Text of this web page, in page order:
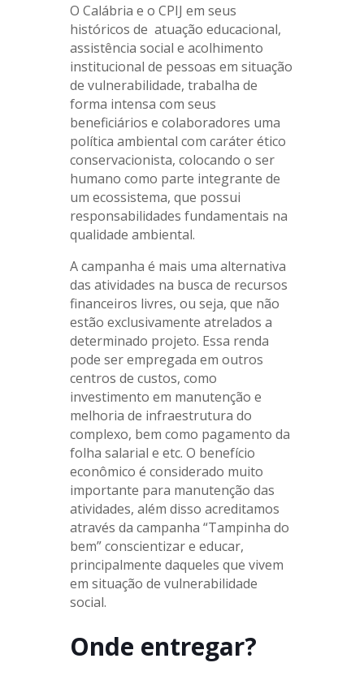
O Calábria e o CPIJ em seus
históricos de atuação educacional,
assistência social e acolhimento
institucional de pessoas em situação
de vulnerabilidade, trabalha de
forma intensa com seus
beneficiários e colaboradores uma
política ambiental com caráter ético
conservacionista, colocando o ser
humano como parte integrante de
um ecossistema, que possui
responsabilidades fundamentais na
qualidade ambiental.
A campanha é mais uma alternativa
das atividades na busca de recursos
financeiros livres, ou seja, que não
estão exclusivamente atrelados a
determinado projeto. Essa renda
pode ser empregada em outros
centros de custos, como
investimento em manutenção e
melhoria de infraestrutura do
complexo, bem como pagamento da
folha salarial e etc. O benefício
econômico é considerado muito
importante para manutenção das
atividades, além disso acreditamos
através da campanha “Tampinha do
bem” conscientizar e educar,
principalmente daqueles que vivem
em situação de vulnerabilidade
social.
Onde entregar?